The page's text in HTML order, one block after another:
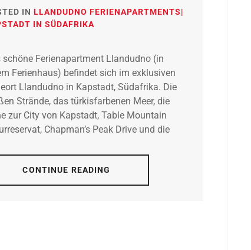
IN LLANDUDNO FERIENAPARTMENTS|
IN SÜDAFRIKA
schöne Ferienapartment Llandudno (in
Ferienhaus) befindet sich im exklusiven
Llandudno in Kapstadt, Südafrika. Die
Strände, das türkisfarbenen Meer, die
zur City von Kapstadt, Table Mountain
Chapman’s Peak Drive und die
CONTINUE READING